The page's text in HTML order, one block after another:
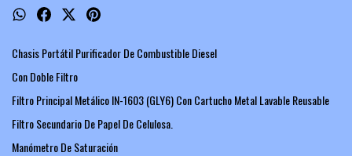
Chasis Portátil Purificador De Combustible Diesel
Con Doble Filtro
Filtro Principal Metálico IN-1603 (GLY6) Con Cartucho Metal Lavable Reusable
Filtro Secundario De Papel De Celulosa.
Manómetro De Saturación